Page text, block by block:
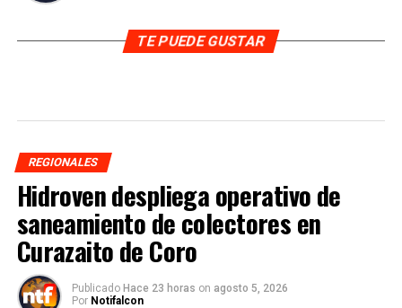
TE PUEDE GUSTAR
REGIONALES
Hidroven despliega operativo de
saneamiento de colectores en
Curazaito de Coro
Publicado Hace 23 horas on agosto 5, 2026
Por Notifalcon